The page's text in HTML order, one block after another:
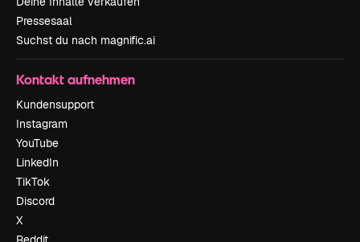
Pressesaal
Suchst du nach magnific.ai
Kontakt aufnehmen
Kundensupport
Instagram
YouTube
LinkedIn
TikTok
Discord
X